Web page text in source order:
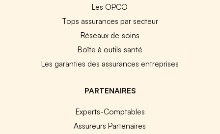
Les OPCO
Tops assurances par secteur
Réseaux de soins
Boîte à outils santé
Les garanties des assurances entreprises
PARTENAIRES
Experts-Comptables
Assureurs Partenaires